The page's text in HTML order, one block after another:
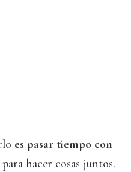
es pasar tiempo con
hacer cosas juntos.